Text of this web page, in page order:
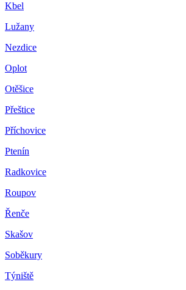
Kbel
Lužany
Nezdice
Oplot
Otěšice
Přeštice
Příchovice
Ptenín
Radkovice
Roupov
Řenče
Skašov
Soběkury
Týniště